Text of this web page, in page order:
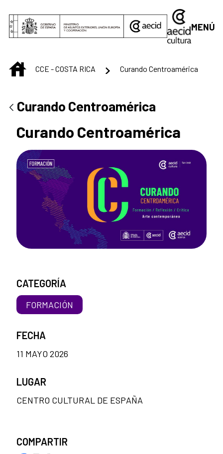
MENÚ
INICIO
CCE - COSTA RICA Curando Centroamérica
Curando Centroamérica
Curando Centroamérica
CATEGORÍA
FORMACIÓN
FECHA
11 MAYO 2026
LUGAR
CENTRO CULTURAL DE ESPAÑA
COMPARTIR